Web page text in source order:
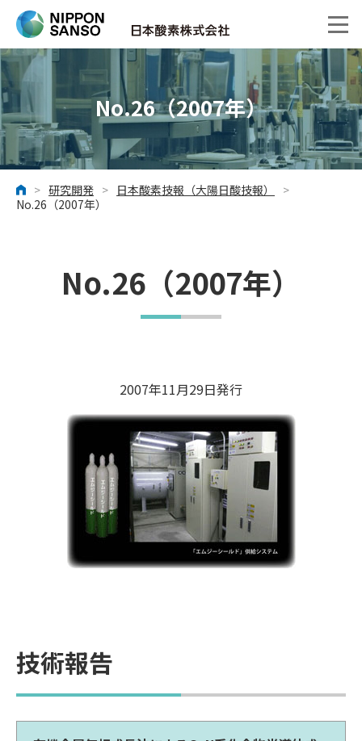
No.26（2007年）
ホーム
> 研究開発 > 日本酸素技報（大陽日酸技報）
>
No.26（2007年）
No.26（2007年）
2007年11月29日発行
技術報告